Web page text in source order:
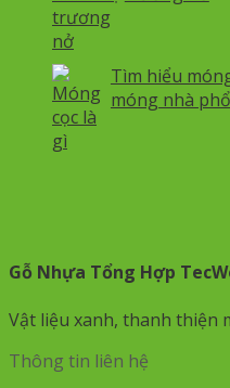
Tìm hiểu
móng nhà
Gỗ Nhựa Tổng Hợp
Vật liệu xanh, thanh thiện
Thông tin liên hệ